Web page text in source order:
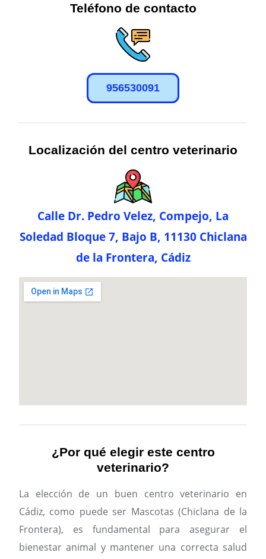
Teléfono de contacto
956530091
Localización del centro veterinario
Calle Dr. Pedro Velez, Compejo, La
Soledad Bloque 7, Bajo B, 11130 Chiclana
de la Frontera, Cádiz
¿Por qué elegir este centro
veterinario?
La elección de un buen centro veterinario en
Cádiz, como puede ser Mascotas (Chiclana de la
Frontera), es fundamental para asegurar el
bienestar animal y mantener una correcta salud